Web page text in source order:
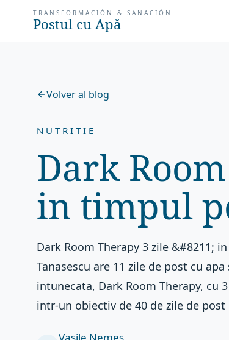
TRANSFORMACIÓN & SANACIÓN
Postul cu Apă
Volver al blog
NUTRITIE
Dark
in timpul
Dark Room Therapy 3 zile &#8211;
Tanasescu are 11 zile de post cu
intunecata, Dark Room Therapy, cu
intr-un obiectiv de 40 de zile de